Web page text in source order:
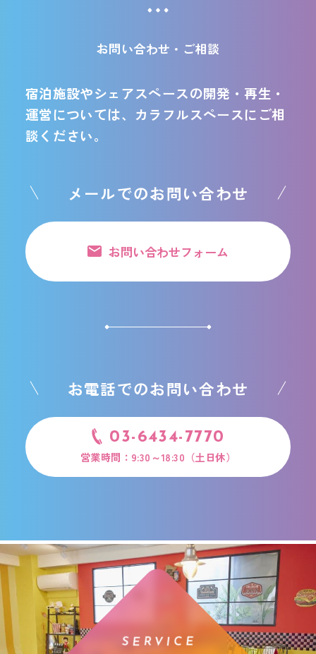
お問い合わせ・ご相談
宿泊施設やシェアスペースの開発・再生・
運営については、カラフルスペースにご相
談ください。
メールでのお問い合わせ
お問い合わせフォーム
お電話でのお問い合わせ
03-6434-7770
営業時間：9:30～18:30（土日休）
SERVICE